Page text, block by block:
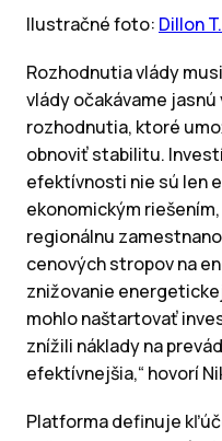
Ilustračné foto: Dillon
Rozhodnutia vlády
vlády očakávame
rozhodnutia, ktoré
obnoviť stabilitu.
efektívnosti nie sú len
ekonomickým
regionálnu
cenových stropov na
znižovanie
mohlo naštartovať
znížili náklady na
efektívnejšia,“ hovorí
Platforma definuje